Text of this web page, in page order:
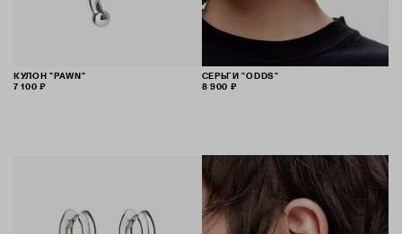
КУЛОН "PAWN"
7 100 ₽
СЕРЬГИ "ODDS"
8 900 ₽